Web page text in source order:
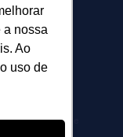
a nossa
Ao
uso de
de Privacidade